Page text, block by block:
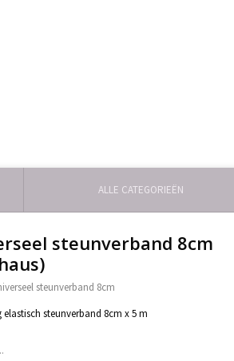
ALLE CATEGORIEËN
steunverband 8cm
steunverband 8cm
elastisch steunverband 8cm x 5 m